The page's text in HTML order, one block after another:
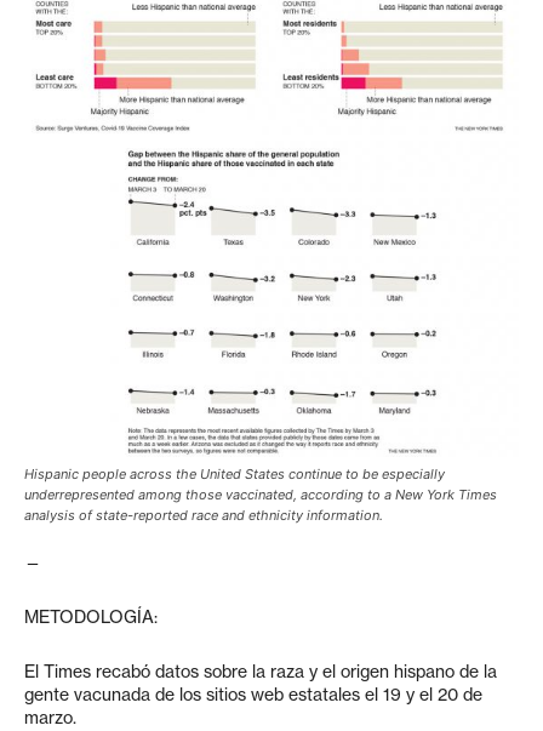
Hispanic people across the United States continue to be especially
underrepresented among those vaccinated, according to a New York Times
analysis of state-reported race and ethnicity information.
—
METODOLOGÍA:
El Times recabó datos sobre la raza y el origen hispano de la
gente vacunada de los sitios web estatales el 19 y el 20 de
marzo.